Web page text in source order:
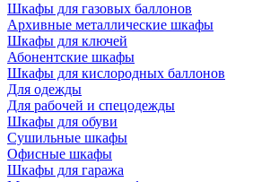
Шкафы для газовых баллонов
Архивные металлические шкафы
Шкафы для ключей
Абонентские шкафы
Шкафы для кислородных баллонов
Для одежды
Для рабочей и спецодежды
Шкафы для обуви
Сушильные шкафы
Офисные шкафы
Шкафы для гаража